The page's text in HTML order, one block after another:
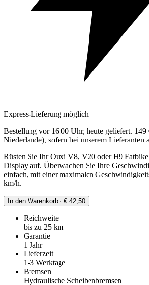
Express-Lieferung möglich
Bestellung vor 16:00 Uhr, heute geliefert.
Niederlande), sofern bei unserem Lieferanten
Rüsten Sie Ihr Ouxi V8, V20 oder H9
Display auf. Überwachen Sie Ihre
einfach, mit einer maximalen
km/h.
In den Warenkorb · € 42,50
Reichweite
bis zu 25 km
Garantie
1 Jahr
Lieferzeit
1-3 Werktage
Bremsen
Hydraulische Scheibenbremsen